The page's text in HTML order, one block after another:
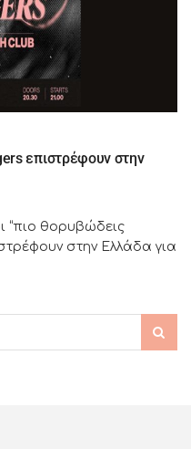
επιστρέφουν στην
“πιο θορυβώδεις
στην Ελλάδα για